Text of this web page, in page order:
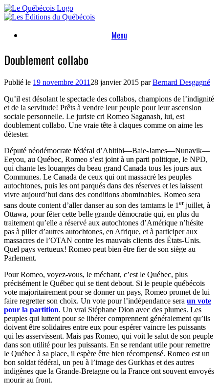
Skip
to
Menu
Doublement collabo
Publié le 19 novembre 2011 28 janvier 2015 parBernard Desgagné
Qu’il est désolant le spectacle des collabos, champions de l’indignité
et de la servitude! Prêts à vendre leur peuple pour leur ascension
sociale personnelle. Le juriste cri Romeo Saganash, lui, est
doublement collabo. Une vraie tête à claques comme on aime les
détester.
Député néodémocrate fédéral d’Abitibi—Baie-James—Nunavik—
Eeyou, au Québec, Romeo s’est joint à un parti politique, le NPD,
qui chante les louanges du beau grand Canada tous les jours aux
Communes. Le Canada de ceux qui ont massacré les peuples
autochtones, puis les ont parqués dans des réserves et les laissent
vivre aujourd’hui dans des conditions abominables. Romeo sera
sans doute content d’aller danser au son des tamtams le 1 erjuillet, à
Ottawa, pour fêter cette belle grande démocratie qui, en plus du
traitement qu’elle a réservé aux autochtones d’Amérique n’hésite
pas à piller d’autres autochtones, en Afrique, et à participer aux
massacres de l’OTAN contre les mauvais clients des États-Unis.
Quel pays vertueux! Romeo peut bien être fier de son siège au
Parlement.
Pour Romeo, voyez-vous, le méchant, c’est le Québec, plus
précisément le Québec qui se tient debout. Si le peuple québécois
vote majoritairement pour se donner un pays, Romeo promet de lui
faire regretter son choix. Un vote pour l’indépendance sera un vote
pour la partition. Un vrai Stéphane Dion avec des plumes. Les
peuples qui luttent pour se libérer comprennent généralement qu’ils
doivent être solidaires entre eux pour espérer vaincre les puissants
qui les asservissent. Mais pas Romeo, qui voit le salut de son peuple
dans son utilité pour les puissants. En se rendant utile pour remettre
le Québec à sa place, il espère être bien récompensé. Romeo est un
bon soldat fédéral, un peu à l’image des Gurkhas et des autres
indigènes que la Grande-Bretagne ou la France ont souvent envoyés
mourir au front.